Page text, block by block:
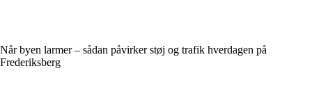
Når byen larmer – sådan påvirker støj og trafik hverdagen på
Frederiksberg